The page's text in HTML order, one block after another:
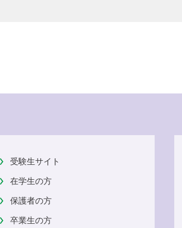
受験生サイト
在学生の方
保護者の方
卒業生の方